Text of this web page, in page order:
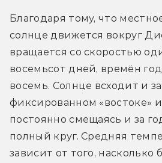
Благодаря тому, что
солнце движется вокруг
вращается со скоростью
восемьсот дней, времён
восемь. Солнце всходит и
фиксированном «востоке» и
постоянно смещаясь и за
полный круг. Средняя
зависит от того, насколько